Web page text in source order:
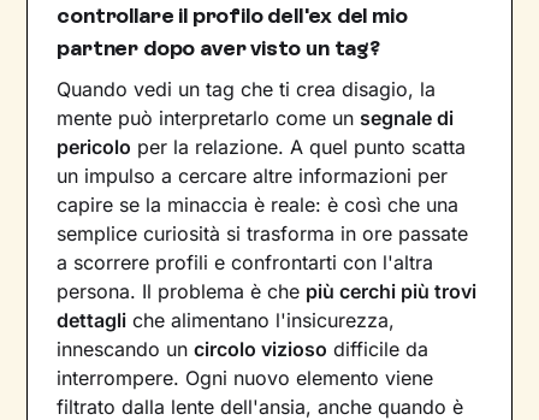
controllare il profilo dell'ex del mio
partner dopo aver visto un tag?
Quando vedi un tag che ti crea disagio, la
mente può interpretarlo come un segnale di
pericolo per la relazione. A quel punto scatta
un impulso a cercare altre informazioni per
capire se la minaccia è reale: è così che una
semplice curiosità si trasforma in ore passate
a scorrere profili e confrontarti con l'altra
persona. Il problema è che più cerchi più trovi
dettagli che alimentano l'insicurezza,
innescando uncircolo vizioso difficile da
interrompere. Ogni nuovo elemento viene
filtrato dalla lente dell'ansia, anche quando è